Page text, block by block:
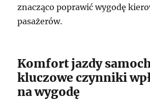
znacząco poprawić wygodę
pasażerów.
Komfort jazdy
kluczowe czynniki
na wygodę